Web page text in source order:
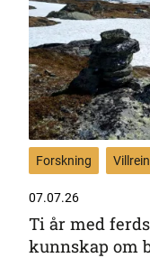
Forskning Villrein
07.07.26
Ti år med
kunnskap om